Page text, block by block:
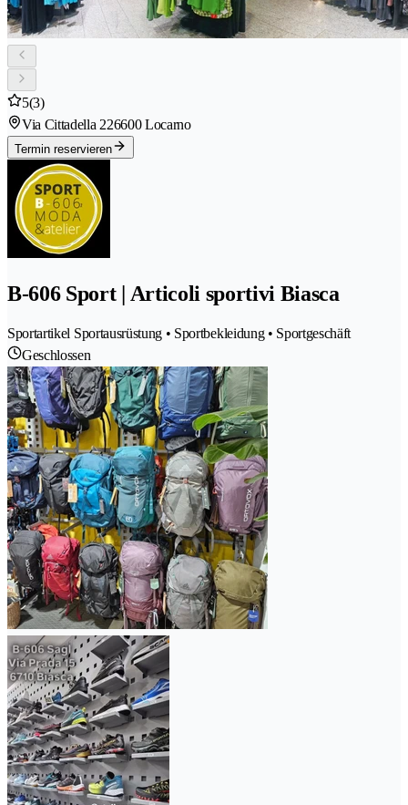
5(3)
Via Cittadella 226600 Locarno
Termin reservieren
B-606 Sport | Articoli sportivi Biasca
Sportartikel Sportausrüstung • Sportbekleidung • Sportgeschäft
Geschlossen